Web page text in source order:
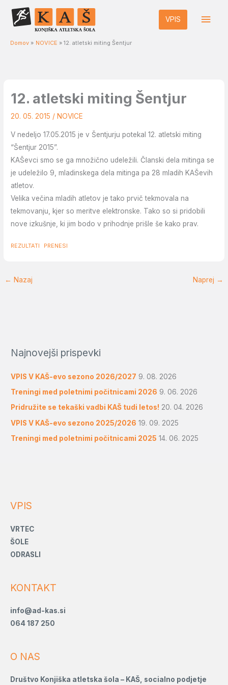
VPIS
Domov NOVICE 12. atletski miting Šentjur
12. atletski miting Šentjur
20. 05. 2015 / NOVICE
V nedeljo 17.05.2015 je v Šentjurju potekal 12. atletski miting
“Šentjur 2015”.
KAŠevci smo se ga množično udeležili. Članski dela mitinga se
je udeležilo 9, mladinskega dela mitinga pa 28 mladih KAŠevih
atletov.
Velika večina mladih atletov je tako prvič tekmovala na
tekmovanju, kjer so meritve elektronske. Tako so si pridobili
nove izkušnje, ki jim bodo v prihodnje prišle še kako prav.
REZULTATI PRENESI
← Nazaj Naprej →
Najnovejši prispevki
VPIS V KAŠ-evo sezono 2026/2027 9. 08. 2026
Treningi med poletnimi počitnicami 2026 9. 06. 2026
Pridružite se tekaški vadbi KAŠ tudi letos! 20. 04. 2026
VPIS V KAŠ-evo sezono 2025/2026 19. 09. 2025
Treningi med poletnimi počitnicami 2025 14. 06. 2025
VPIS
VRTEC
ŠOLE
ODRASLI
KONTAKT
info@ad-kas.si
064 187 250
O NAS
Društvo Konjiška atletska šola – KAŠ, socialno podjetje